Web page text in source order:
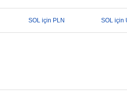
SOL için PLN SOL için